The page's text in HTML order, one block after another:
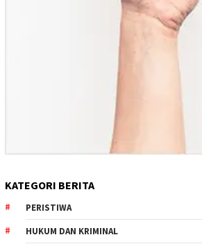
KATEGORI BERITA
PERISTIWA
HUKUM DAN KRIMINAL